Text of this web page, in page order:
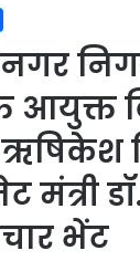
आयुक्त
मंत्री
भेंट